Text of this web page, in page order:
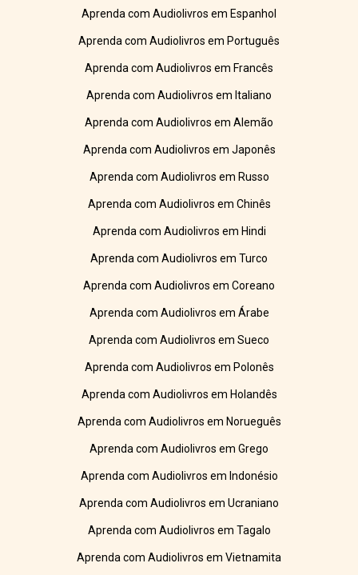
Aprenda com Audiolivros em Espanhol
Aprenda com Audiolivros em Português
Aprenda com Audiolivros em Francês
Aprenda com Audiolivros em Italiano
Aprenda com Audiolivros em Alemão
Aprenda com Audiolivros em Japonês
Aprenda com Audiolivros em Russo
Aprenda com Audiolivros em Chinês
Aprenda com Audiolivros em Hindi
Aprenda com Audiolivros em Turco
Aprenda com Audiolivros em Coreano
Aprenda com Audiolivros em Árabe
Aprenda com Audiolivros em Sueco
Aprenda com Audiolivros em Polonês
Aprenda com Audiolivros em Holandês
Aprenda com Audiolivros em Norueguês
Aprenda com Audiolivros em Grego
Aprenda com Audiolivros em Indonésio
Aprenda com Audiolivros em Ucraniano
Aprenda com Audiolivros em Tagalo
Aprenda com Audiolivros em Vietnamita